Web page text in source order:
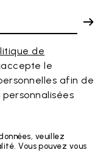
de
le
afin de
veuillez
Vous pouvez vous